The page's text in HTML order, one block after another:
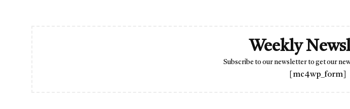
Weekly
Subscribe to our newsletter to get our
[mc4wp_form]